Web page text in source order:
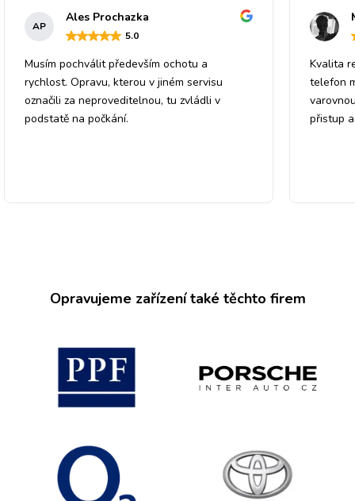
AP
Ales Prochazka
5.0
Musím pochválit především ochotu a
rychlost. Opravu, kterou v jiném servisu
označili za neproveditelnou, tu zvládli v
podstatě na počkání.
Kvalita
telefon
přistup
Opravujeme zařízení také těchto firem